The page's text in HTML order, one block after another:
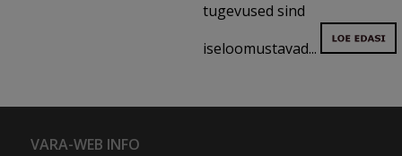
tugevused sind
iseloomustavad...
VARA-WEB INFO